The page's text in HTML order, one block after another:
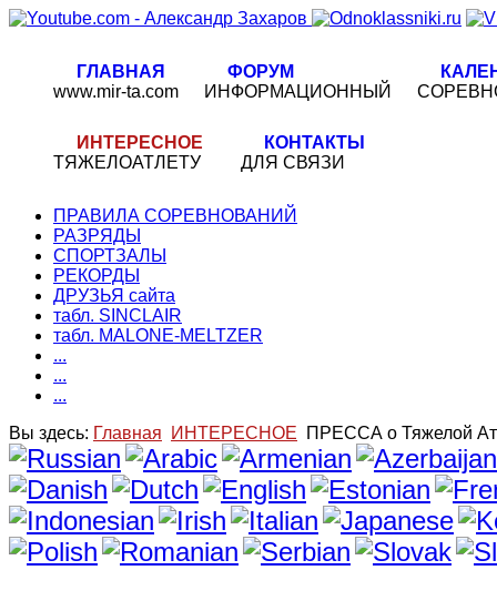
ГЛАВНАЯ
www.mir-ta.com
ФОРУМ
ИНФОРМАЦИОННЫЙ
ИНТЕРЕСНОЕ
ТЯЖЕЛОАТЛЕТУ
КОНТАКТЫ
ДЛЯ СВЯЗИ
ПРАВИЛА СОРЕВНОВАНИЙ
РАЗРЯДЫ
СПОРТЗАЛЫ
РЕКОРДЫ
ДРУЗЬЯ сайта
табл. SINCLAIR
табл. MALONE-MELTZER
...
...
...
Вы здесь: Главная ИНТЕРЕСНОЕ ПРЕССА о Тяжелой